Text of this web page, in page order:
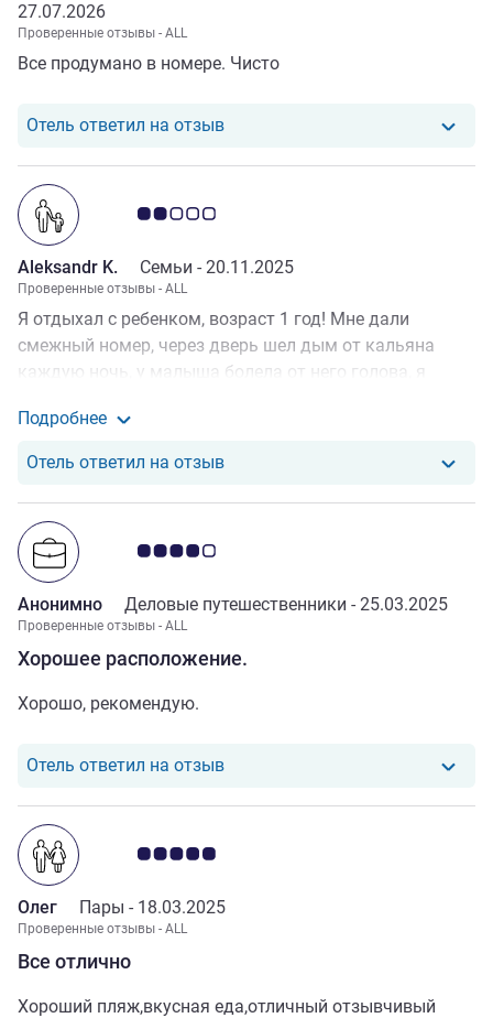
27.07.2026
Проверенные отзывы - ALL
Все продумано в номере. Чисто
Отель ответил на отзывОтель ответил на отзыв от
Примечание: отзывы клиентов 2.0/5
Aleksandr K. Семьи - 20.11.2025
Проверенные отзывы - ALL
Я отдыхал с ребенком, возраст 1 год! Мне дали
смежный номер, через дверь шел дым от кальяна
каждую ночь, у малыша болела от него голова, я
что решим и ни чего ни кто не делал! В итоге когда
надо было вылетать ребенок прокричал всю ночь от
поднялось давление! Если вы знаете что 8 этаж курит
зачем селить нас с детьми на него! Я точно к вам
больше не вернусь
Подробнее
Отель ответил на отзывОтель ответил на отзыв от
Хорошее расположение.
Примечание: отзывы клиентов 4.0/5
Анонимно Деловые путешественники - 25.03.2025
Проверенные отзывы - ALL
Хорошо, рекомендую.
Отель ответил на отзывОтель ответил на отзыв от
Все отлично
Примечание: отзывы клиентов 5.0/5
Олег Пары - 18.03.2025
Проверенные отзывы - ALL
Хороший пляж,вкусная еда,отличный отзывчивый